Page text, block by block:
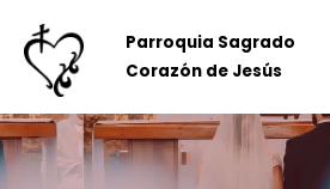
contenido
Parroquia Sagrado
Corazón de Jesús